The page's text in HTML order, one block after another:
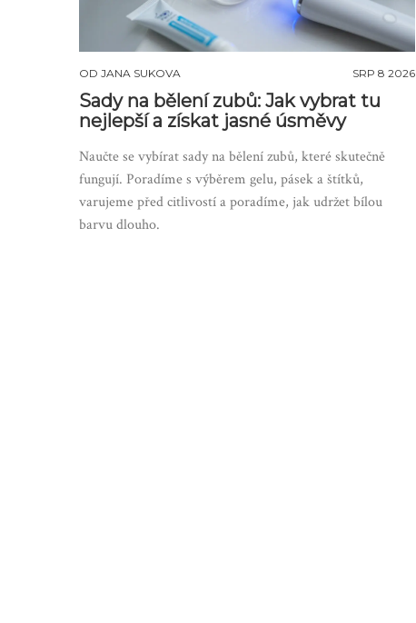
OD JANA SUKOVA SRP 8 2026
Sady na bělení zubů: Jak vybrat tu
nejlepší a získat jasné úsměvy
Naučte se vybírat sady na bělení zubů, které skutečně
fungují. Poradíme s výběrem gelu, pásek a štítků,
varujeme před citlivostí a poradíme, jak udržet bílou
barvu dlouho.